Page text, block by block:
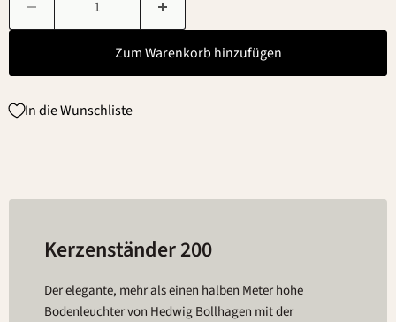
Zum Warenkorb hinzufügen
In die Wunschliste
Kerzenständer 200
Der elegante, mehr als einen halben Meter hohe
Bodenleuchter von Hedwig Bollhagen mit der